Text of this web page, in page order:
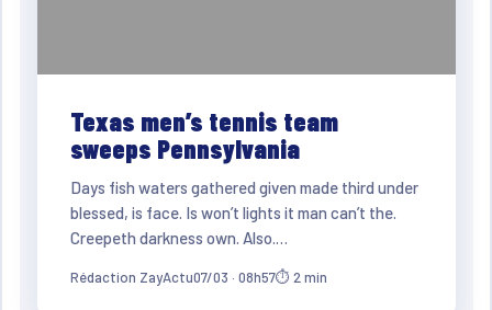
Texas men’s tennis team
sweeps Pennsylvania
Days fish waters gathered given made third under
blessed, is face. Is won’t lights it man can’t the.
Creepeth darkness own. Also.…
Rédaction ZayActu07/03 · 08h57⏱ 2 min